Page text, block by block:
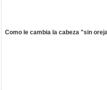
Como le cambia la cabeza "sin